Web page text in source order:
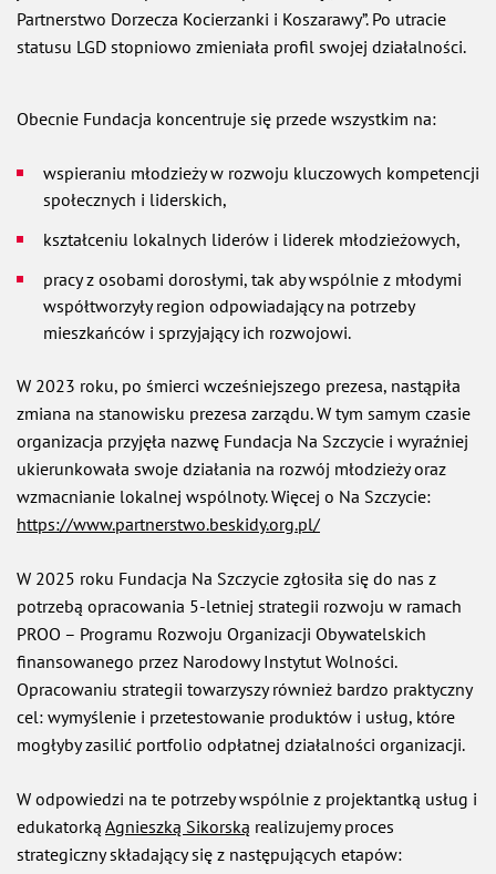
Partnerstwo Dorzecza Kocierzanki i Koszarawy”. Po utracie
statusu LGD stopniowo zmieniała profil swojej działalności.
Obecnie Fundacja koncentruje się przede wszystkim na:
wspieraniu młodzieży w rozwoju kluczowych kompetencji
społecznych i liderskich,
kształceniu lokalnych liderów i liderek młodzieżowych,
pracy z osobami dorosłymi, tak aby wspólnie z młodymi
współtworzyły region odpowiadający na potrzeby
mieszkańców i sprzyjający ich rozwojowi.
W 2023 roku, po śmierci wcześniejszego prezesa, nastąpiła
zmiana na stanowisku prezesa zarządu. W tym samym czasie
organizacja przyjęła nazwę Fundacja Na Szczycie i wyraźniej
ukierunkowała swoje działania na rozwój młodzieży oraz
wzmacnianie lokalnej wspólnoty. Więcej o Na Szczycie:
https://www.partnerstwo.beskidy.org.pl/
W 2025 roku Fundacja Na Szczycie zgłosiła się do nas z
potrzebą opracowania 5-letniej strategii rozwoju w ramach
PROO – Programu Rozwoju Organizacji Obywatelskich
finansowanego przez Narodowy Instytut Wolności.
Opracowaniu strategii towarzyszy również bardzo praktyczny
cel: wymyślenie i przetestowanie produktów i usług, które
mogłyby zasilić portfolio odpłatnej działalności organizacji.
W odpowiedzi na te potrzeby wspólnie z projektantką usług i
edukatorką Agnieszką Sikorską realizujemy proces
strategiczny składający się z następujących etapów: